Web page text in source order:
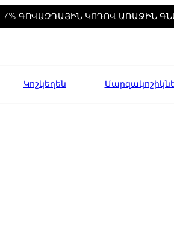
-7% ԳՈՎԱԶԴԱՅԻՆ ԿՈԴՈՎ ԱՌԱՋԻՆ
Կոշկեղեն